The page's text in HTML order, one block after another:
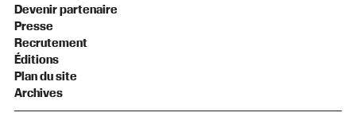
Devenir partenaire
Presse
Recrutement
Éditions
Plan du site
Archives